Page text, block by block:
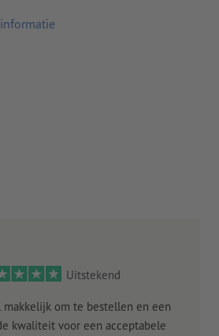
Uitstekend
makkelijk om te bestellen en een
kwaliteit voor een acceptabele